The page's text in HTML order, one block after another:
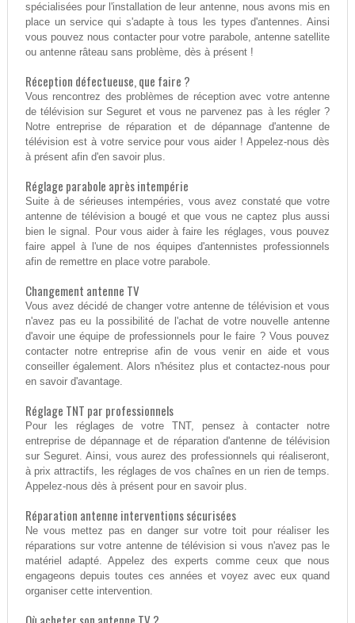
spécialisées pour l'installation de leur antenne, nous avons mis en
place un service qui s'adapte à tous les types d'antennes. Ainsi
vous pouvez nous contacter pour votre parabole, antenne satellite
ou antenne râteau sans problème, dès à présent !
Réception défectueuse, que faire ?
Vous rencontrez des problèmes de réception avec votre antenne
de télévision sur Seguret et vous ne parvenez pas à les régler ?
Notre entreprise de réparation et de dépannage d'antenne de
télévision est à votre service pour vous aider ! Appelez-nous dès
à présent afin d'en savoir plus.
Réglage parabole après intempérie
Suite à de sérieuses intempéries, vous avez constaté que votre
antenne de télévision a bougé et que vous ne captez plus aussi
bien le signal. Pour vous aider à faire les réglages, vous pouvez
faire appel à l'une de nos équipes d'antennistes professionnels
afin de remettre en place votre parabole.
Changement antenne TV
Vous avez décidé de changer votre antenne de télévision et vous
n'avez pas eu la possibilité de l'achat de votre nouvelle antenne
d'avoir une équipe de professionnels pour le faire ? Vous pouvez
contacter notre entreprise afin de vous venir en aide et vous
conseiller également. Alors n'hésitez plus et contactez-nous pour
en savoir d'avantage.
Réglage TNT par professionnels
Pour les réglages de votre TNT, pensez à contacter notre
entreprise de dépannage et de réparation d'antenne de télévision
sur Seguret. Ainsi, vous aurez des professionnels qui réaliseront,
à prix attractifs, les réglages de vos chaînes en un rien de temps.
Appelez-nous dès à présent pour en savoir plus.
Réparation antenne interventions sécurisées
Ne vous mettez pas en danger sur votre toit pour réaliser les
réparations sur votre antenne de télévision si vous n'avez pas le
matériel adapté. Appelez des experts comme ceux que nous
engageons depuis toutes ces années et voyez avec eux quand
organiser cette intervention.